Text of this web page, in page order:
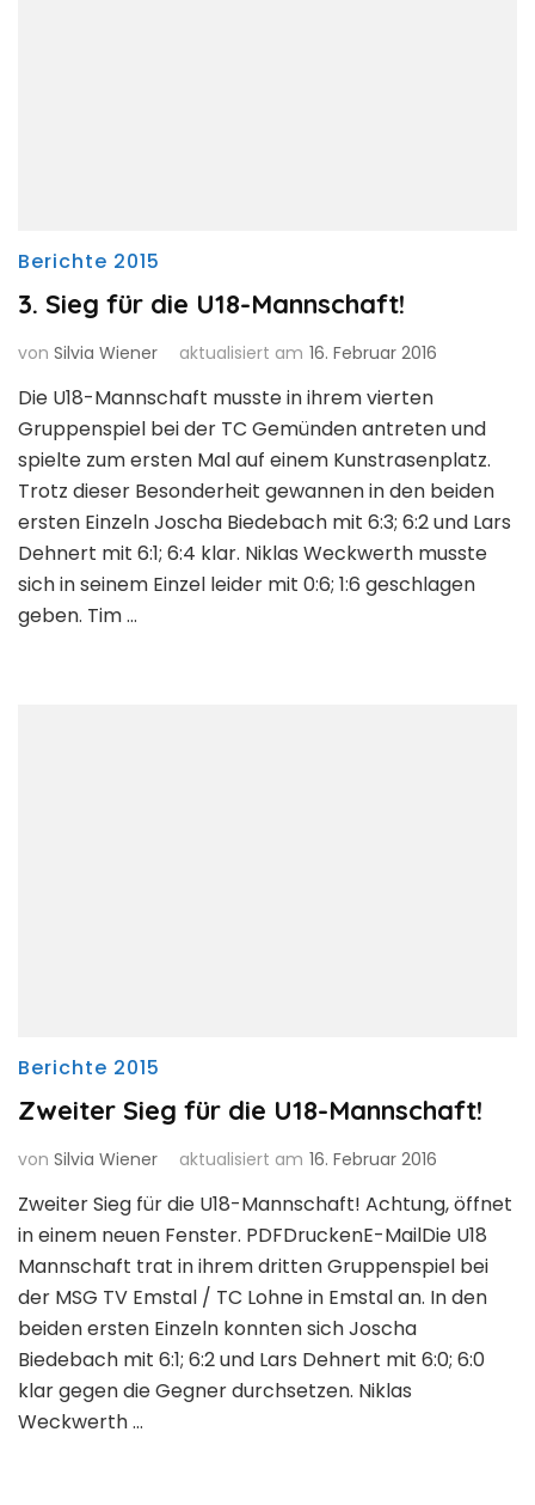
Berichte 2015
3. Sieg für die U18-Mannschaft!
von Silvia Wiener aktualisiert am 16. Februar 2016
Die U18-Mannschaft musste in ihrem vierten
Gruppenspiel bei der TC Gemünden antreten und
spielte zum ersten Mal auf einem Kunstrasenplatz.
Trotz dieser Besonderheit gewannen in den beiden
ersten Einzeln Joscha Biedebach mit 6:3; 6:2 und Lars
Dehnert mit 6:1; 6:4 klar. Niklas Weckwerth musste
sich in seinem Einzel leider mit 0:6; 1:6 geschlagen
geben. Tim …
Berichte 2015
Zweiter Sieg für die U18-Mannschaft!
von Silvia Wiener aktualisiert am 16. Februar 2016
Zweiter Sieg für die U18-Mannschaft! Achtung, öffnet
in einem neuen Fenster. PDFDruckenE-MailDie U18
Mannschaft trat in ihrem dritten Gruppenspiel bei
der MSG TV Emstal / TC Lohne in Emstal an. In den
beiden ersten Einzeln konnten sich Joscha
Biedebach mit 6:1; 6:2 und Lars Dehnert mit 6:0; 6:0
klar gegen die Gegner durchsetzen. Niklas
Weckwerth …